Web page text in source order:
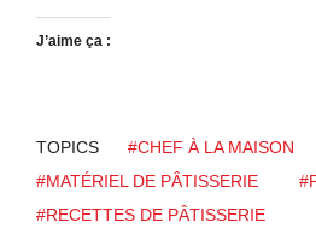
J’aime ça :
TOPICS #CHEF À LA MAISON
#MATÉRIEL DE PÂTISSERIE
#RECETTES DE PÂTISSERIE